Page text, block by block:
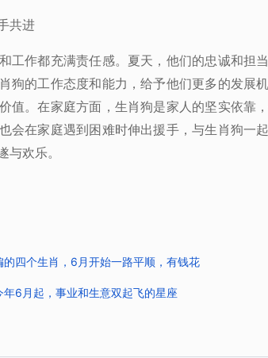
共进
工作都充满责任感。夏天，他们的忠诚和担
狗的工作态度和能力，给予他们更多的发展
值。在家庭方面，生肖狗是家人的坚实依靠
会在家庭遇到困难时伸出援手，与生肖狗一
欢乐。
四个生肖，6月开始一路平顺，有钱花
6月起，事业和生意双起飞的星座